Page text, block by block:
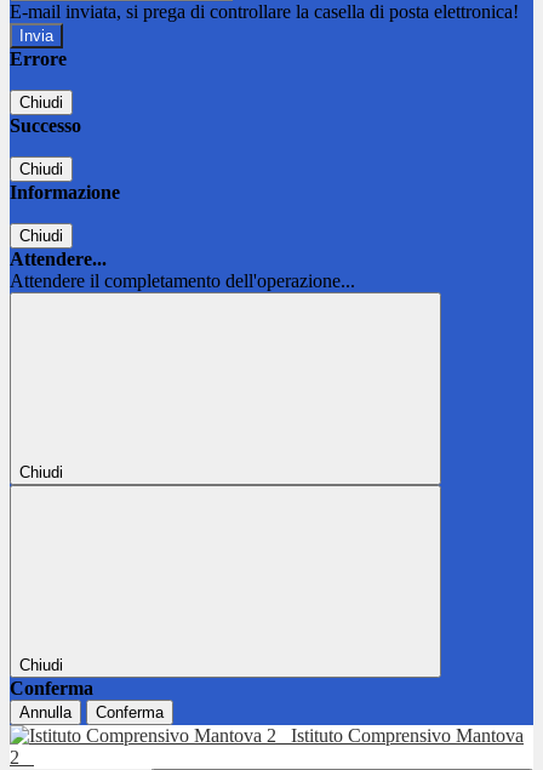
E-mail inviata, si prega di controllare la casella di posta elettronica!
Errore
Chiudi
Successo
Chiudi
Informazione
Chiudi
Attendere...
Attendere il completamento dell'operazione...
Chiudi
Chiudi
Conferma
Annulla Conferma
Istituto Comprensivo Mantova
2